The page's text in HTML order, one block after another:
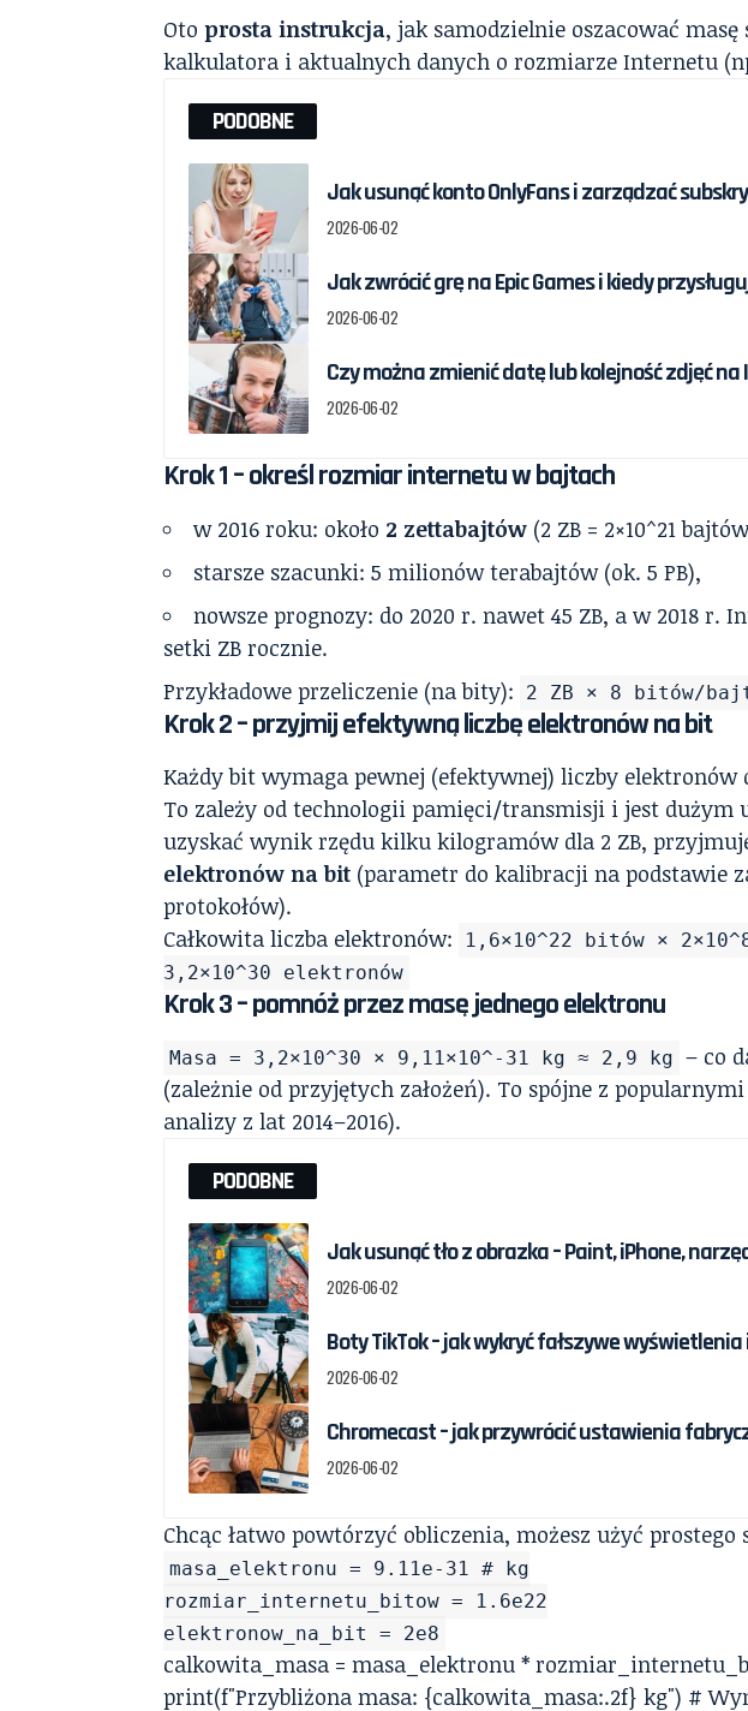
Otoprosta instrukcja, jak samodzielnie oszacować
kalkulatora i aktualnych danych o rozmiarze Internetu
PODOBNE
Jak usunąć konto OnlyFans i zarządzać
2026-06-02
Jak zwrócić grę na Epic Games i kiedy
2026-06-02
Czy można zmienić datę lub kolejność zdjęć
2026-06-02
Krok 1 – określ rozmiar internetu w bajtach
w 2016 roku: około 2 zettabajtów (2 ZB = 2×10^21
starsze szacunki: 5 milionów terabajtów (ok. 5 PB),
nowsze prognozy: do 2020 r. nawet 45 ZB, a w 2018 r.
setki ZB rocznie.
Przykładowe przeliczenie (na bity):
2 ZB × 8 bitów/
Krok 2 – przyjmij efektywną liczbę elektronów na bit
Każdy bit wymaga pewnej (efektywnej) liczby
To zależy od technologii pamięci/transmisji i jest dużym
uzyskać wynik rzędu kilku kilogramów dla 2 ZB,
elektronów na bit (parametr do kalibracji na podstawie
protokołów).
Całkowita liczba elektronów:
1,6×10^22 bitów ×
3,2×10^30 elektronów
Krok 3 – pomnóż przez masę jednego elektronu
Masa = 3,2×10^30 × 9,11×10^-31 kg ≈ 2,9 kg – co
(zależnie od przyjętych założeń). To spójne z
analizy z lat 2014–2016).
PODOBNE
Jak usunąć tło z obrazka – Paint, iPhone,
2026-06-02
Boty TikTok – jak wykryć fałszywe
2026-06-02
Chromecast – jak przywrócić ustawienia
2026-06-02
Chcąc łatwo powtórzyć obliczenia, możesz użyć
masa_elektronu = 9.11e-31 # kg
rozmiar_internetu_bitow = 1.6e22
elektronow_na_bit = 2e8
calkowita_masa = masa_elektronu *
print(f"Przybliżona masa: {calkowita_masa:.2f} kg") #